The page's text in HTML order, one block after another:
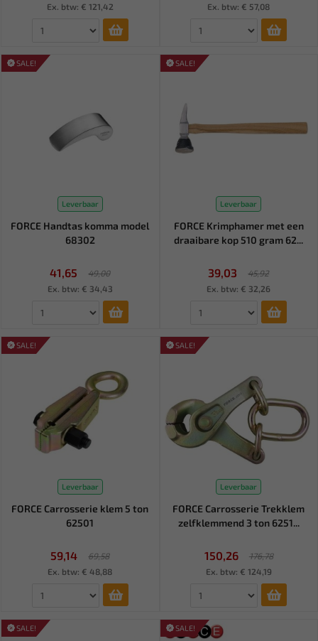
Ex. btw: € 121,42
Ex. btw: € 57,08
SALE!
Leverbaar
FORCE Handtas komma model
68302
41,65
49,00
Ex. btw: € 34,43
SALE!
Leverbaar
FORCE Krimphamer met een
draaibare kop 510 gram 62...
39,03
45,92
Ex. btw: € 32,26
SALE!
Leverbaar
FORCE Carrosserie klem 5 ton
62501
59,14
69,58
Ex. btw: € 48,88
SALE!
Leverbaar
FORCE Carrosserie Trekklem
zelfklemmend 3 ton 6251...
150,26
176,78
Ex. btw: € 124,19
SALE! SALE!